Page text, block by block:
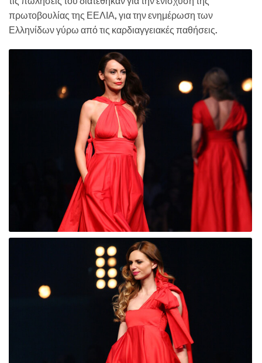
πρωτοβουλίας της ΕΕΛΙΑ, για την ενημέρωση των
Ελληνίδων γύρω από τις καρδιαγγειακές παθήσεις.